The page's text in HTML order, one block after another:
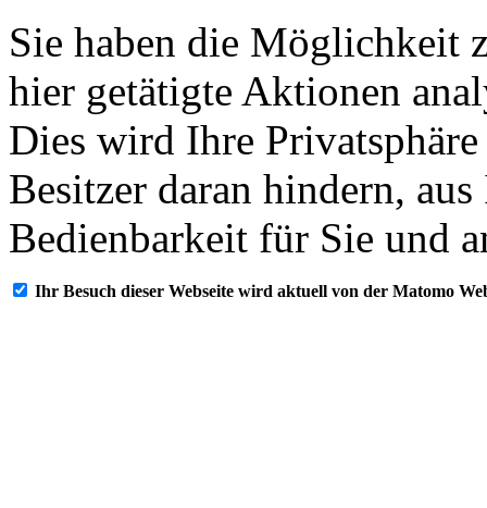
Sie haben die Möglichkeit
hier getätigte Aktionen
Dies wird Ihre
Besitzer daran hindern,
Bedienbarkeit für Sie und
Ihr Besuch dieser Webseite wird aktuell von der Matomo